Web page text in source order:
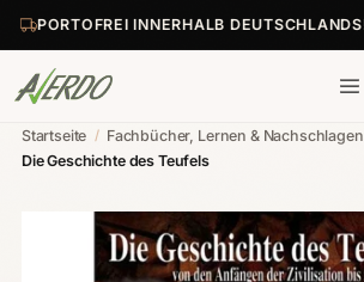
PORTOFREI INNERHALB DEUTSCHLANDS!
Startseite / Fachbücher, Lernen & Nachschlagen
Die Geschichte des Teufels